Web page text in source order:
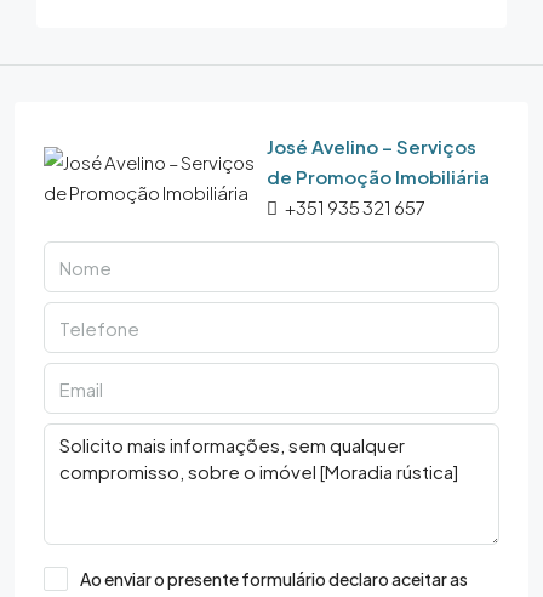
José Avelino – Serviços
de Promoção Imobiliária
+351 935 321 657
Ao enviar o presente formulário declaro aceitar as